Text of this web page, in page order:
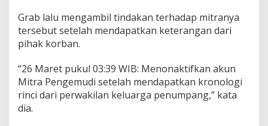
Grab lalu mengambil tindakan terhadap mitranya
tersebut setelah mendapatkan keterangan dari
pihak korban.
“26 Maret pukul 03:39 WIB: Menonaktifkan akun
Mitra Pengemudi setelah mendapatkan kronologi
rinci dari perwakilan keluarga penumpang,” kata
dia.